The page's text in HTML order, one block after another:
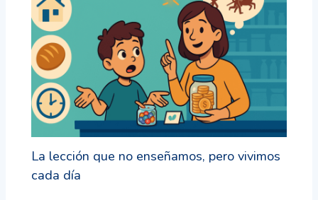
La lección que no enseñamos, pero vivimos
cada día